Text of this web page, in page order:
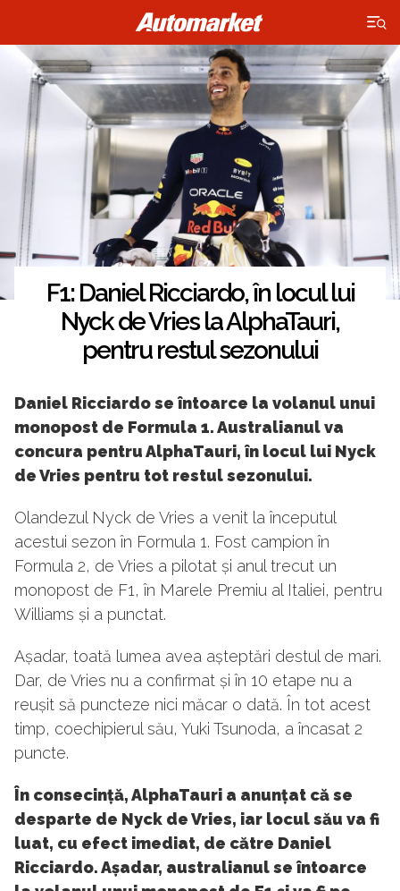
×
F1: Daniel Ricciardo, în locul lui
Nyck de Vries la AlphaTauri,
pentru restul sezonului
Daniel Ricciardo se întoarce la volanul unui
monopost de Formula 1. Australianul va
concura pentru AlphaTauri, în locul lui Nyck
de Vries pentru tot restul sezonului.
Olandezul Nyck de Vries a venit la începutul
acestui sezon în Formula 1. Fost campion în
Formula 2, de Vries a pilotat și anul trecut un
monopost de F1, în Marele Premiu al Italiei, pentru
Williams și a punctat.
Așadar, toată lumea avea așteptări destul de mari.
Dar, de Vries nu a confirmat și în 10 etape nu a
reușit să puncteze nici măcar o dată. În tot acest
timp, coechipierul său, Yuki Tsunoda, a încasat 2
puncte.
În consecință, AlphaTauri a anunțat că se
desparte de Nyck de Vries, iar locul său va fi
luat, cu efect imediat, de către Daniel
Ricciardo. Așadar, australianul se întoarce